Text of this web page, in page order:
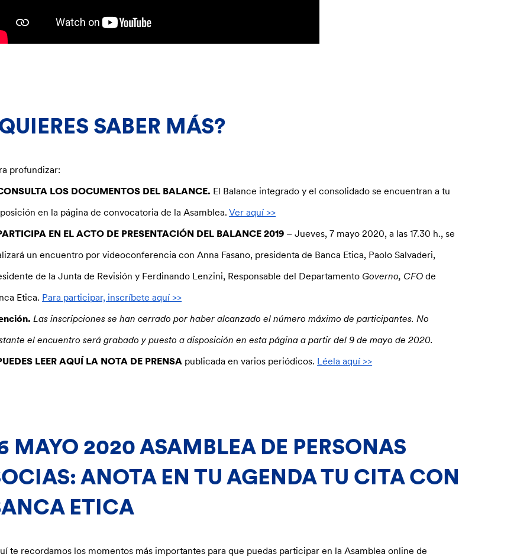
SABER MÁS?
profundizar:
LOS DOCUMENTOS DEL BALANCE. El Balance integrado y el consolidado se encuentran a tu
en la página de convocatoria de la Asamblea.Ver aquí >>
EN EL ACTO DE PRESENTACIÓN DEL BALANCE 2019 – Jueves, 7 mayo 2020, a las 17.30 h., se
un encuentro por videoconferencia con Anna Fasano, presidenta de Banca Etica, Paolo Salvaderi,
de la Junta de Revisión y Ferdinando Lenzini, Responsable del Departamento Governo, CFO de
Etica. Para participar, inscríbete aquí >>
Las inscripciones se han cerrado por haber alcanzado el número máximo de participantes. No
el encuentro será grabado y puesto a disposición en esta página a partir del 9 de mayo de 2020.
LEER AQUÍ LA NOTA DE PRENSA publicada en varios periódicos. Léela aquí >>
MAYO 2020 ASAMBLEA DE PERSONAS
ANOTA EN TU AGENDA TU CITA CON
ETICA
te recordamos los momentos más importantes para que puedas participar en la Asamblea online de